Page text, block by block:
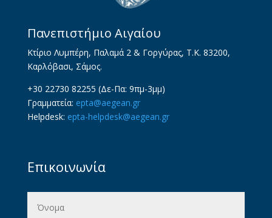
Πανεπιστήμιο Αιγαίου
Κτίριο Λυμπέρη, Παλαμά 2 & Γοργύρας, Τ.Κ. 83200,
Καρλόβασι, Σάμος.
+30 22730 82255 (Δε-Πα: 9πμ-3μμ)
Γραμματεία: epta@aegean.gr
Helpdesk: epta-helpdesk@aegean.gr
Επικοινωνία